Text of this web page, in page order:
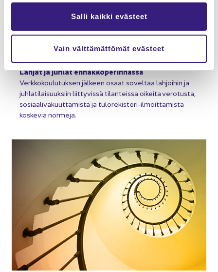
Salli kaikki evästeet
Vain välttämättömät evästeet
Lah­jat ja juh­lat ennakkoperinnässä​
Verk­ko­kou­lu­tuk­sen jäl­keen osaat so­vel­taa lah­joi­hin ja
juh­la­ti­lai­suuk­siin liit­ty­vis­sä ti­lan­teis­sa oi­kei­ta ve­ro­tus­ta,
so­si­aa­li­va­kuut­ta­mis­ta ja tulorekisteri-​ilmoittamista
kos­ke­via nor­me­ja.